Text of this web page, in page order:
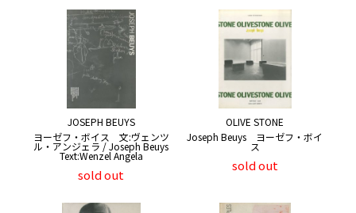
JOSEPH BEUYS
ヨーゼフ・ボイス 文:ヴェンツ
ル・アンジェラ / Joseph Beuys
Text:Wenzel Angela
sold out
OLIVE STONE
Joseph Beuys ヨーゼフ・ボイ
ス
sold out